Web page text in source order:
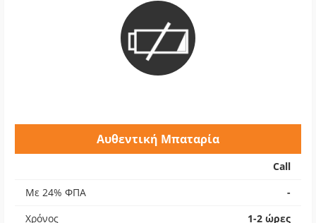
Αυθεντική Μπαταρία
Call
Με 24% ΦΠΑ
-
Χρόνος
1-2 ώρες